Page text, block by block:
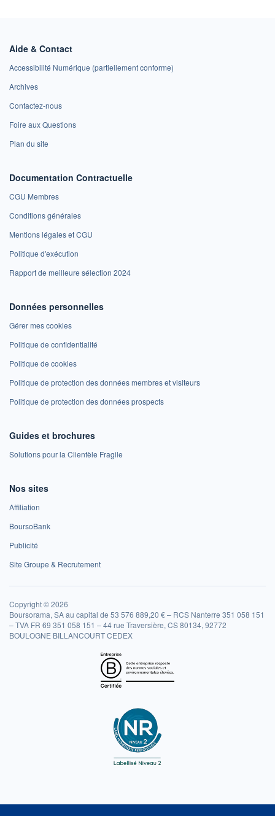
Aide & Contact
Accessibilité Numérique (partiellement conforme)
Archives
Contactez-nous
Foire aux Questions
Plan du site
Documentation Contractuelle
CGU Membres
Conditions générales
Mentions légales et CGU
Politique d'exécution
Rapport de meilleure sélection 2024
Données personnelles
Gérer mes cookies
Politique de confidentialité
Politique de cookies
Politique de protection des données membres et visiteurs
Politique de protection des données prospects
Guides et brochures
Solutions pour la Clientèle Fragile
Nos sites
Affiliation
BoursoBank
Publicité
Site Groupe & Recrutement
Copyright © 2026
Boursorama, SA au capital de 53 576 889,20 € – RCS Nanterre 351 058 151
– TVA FR 69 351 058 151 – 44 rue Traversière, CS 80134, 92772
BOULOGNE BILLANCOURT CEDEX